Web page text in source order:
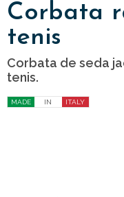
Corbata
tenis
Corbata de seda
tenis.
MADE IN ITALY